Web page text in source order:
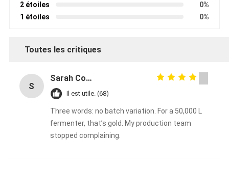
2 étoiles
0%
1 étoiles
0%
Toutes les critiques
S
Sarah Connors
Il est utile. (68)
Three words: no batch variation. For a 50,000 L
fermenter, that’s gold. My production team
stopped complaining.